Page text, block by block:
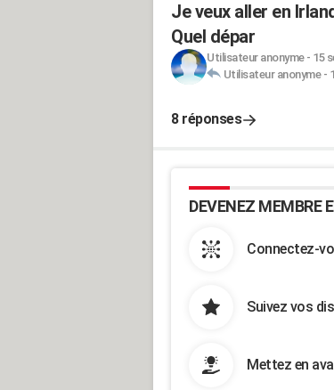
Je veux aller en
Quel dépar
Utilisateur anonyme- 15
Utilisateur anonyme-
8 réponses
DEVENEZ MEMBRE
Connectez-
Suivez vos
Mettez en